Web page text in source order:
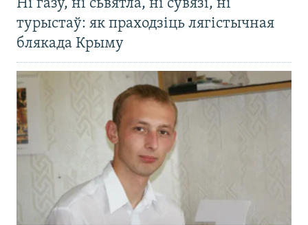
Ні газу, ні сьвятла, ні сувязі, ні
турыстаў: як праходзіць лягістычная
блякада Крыму